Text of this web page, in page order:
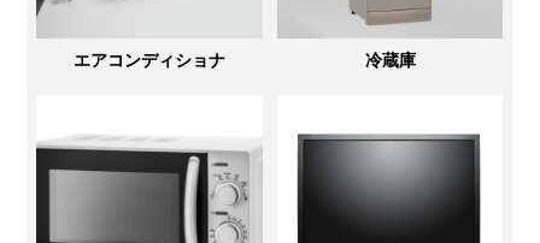
エアコンディショナ 冷蔵庫